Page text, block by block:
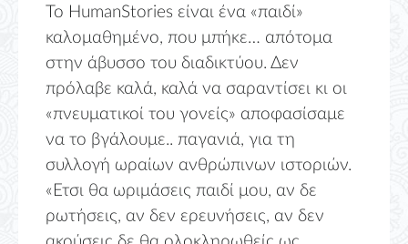
Το HumanStories είναι ένα «παιδί»
καλομαθημένο, που μπήκε… απότομα
στην άβυσσο του διαδικτύου. Δεν
πρόλαβε καλά, καλά να σαραντίσει κι οι
«πνευματικοί του γονείς» αποφασίσαμε
να το βγάλουμε.. παγανιά, για τη
συλλογή ωραίων ανθρώπινων ιστοριών.
«Ετσι θα ωριμάσεις παιδί μου, αν δε
ρωτήσεις, αν δεν ερευνήσεις, αν δεν